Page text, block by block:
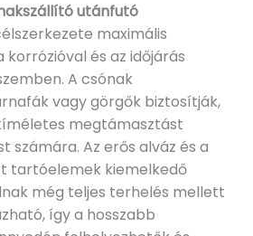
utánfutó
maximális
és az időjárás
A csónak
vagy görgők biztosítják,
megtámasztást
számára. Az erős alváz és a
tartóelemek kiemelkedő
még teljes terhelés mellett
így a hosszabb